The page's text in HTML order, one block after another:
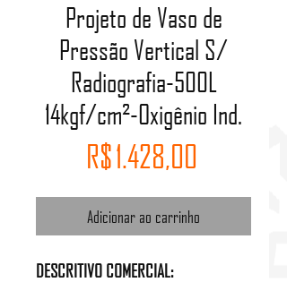
Projeto de Vaso de
Pressão Vertical S/
Radiografia-500L
14kgf/cm²-Oxigênio Ind.
R$ 1.428,00
Adicionar ao carrinho
DESCRITIVO COMERCIAL: